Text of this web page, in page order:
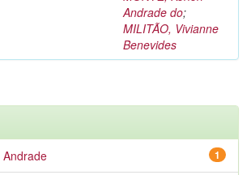
Andrade do;
MILITÃO, Vivianne
Benevides
1
Andrade